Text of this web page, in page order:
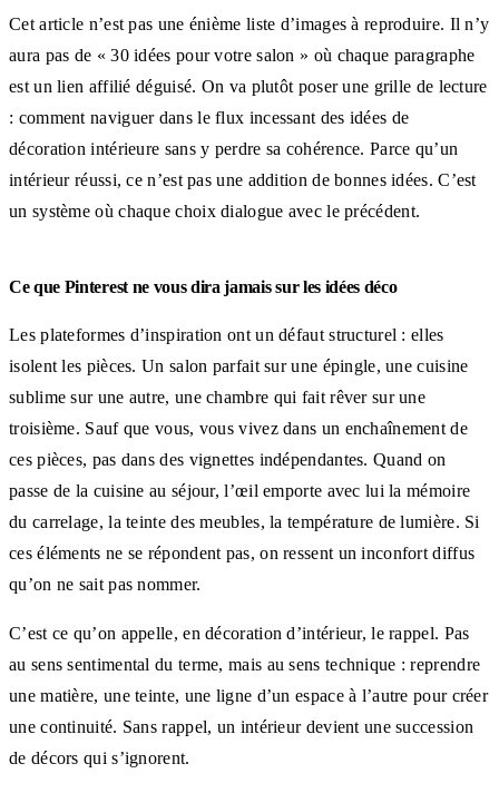
Cet article n’est pas une énième liste d’images à reproduire. Il n’y
aura pas de « 30 idées pour votre salon » où chaque paragraphe
est un lien affilié déguisé. On va plutôt poser une grille de lecture
: comment naviguer dans le flux incessant des idées de
décoration intérieure sans y perdre sa cohérence. Parce qu’un
intérieur réussi, ce n’est pas une addition de bonnes idées. C’est
un système où chaque choix dialogue avec le précédent.
Ce que Pinterest ne vous dira jamais sur les idées déco
Les plateformes d’inspiration ont un défaut structurel : elles
isolent les pièces. Un salon parfait sur une épingle, une cuisine
sublime sur une autre, une chambre qui fait rêver sur une
troisième. Sauf que vous, vous vivez dans un enchaînement de
ces pièces, pas dans des vignettes indépendantes. Quand on
passe de la cuisine au séjour, l’œil emporte avec lui la mémoire
du carrelage, la teinte des meubles, la température de lumière. Si
ces éléments ne se répondent pas, on ressent un inconfort diffus
qu’on ne sait pas nommer.
C’est ce qu’on appelle, en décoration d’intérieur, le rappel. Pas
au sens sentimental du terme, mais au sens technique : reprendre
une matière, une teinte, une ligne d’un espace à l’autre pour créer
une continuité. Sans rappel, un intérieur devient une succession
de décors qui s’ignorent.